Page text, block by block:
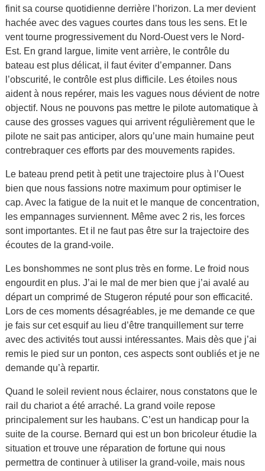
finit sa course quotidienne derrière l’horizon. La mer devient
hachée avec des vagues courtes dans tous les sens. Et le
vent tourne progressivement du Nord-Ouest vers le Nord-
Est. En grand largue, limite vent arrière, le contrôle du
bateau est plus délicat, il faut éviter d’empanner. Dans
l’obscurité, le contrôle est plus difficile. Les étoiles nous
aident à nous repérer, mais les vagues nous dévient de notre
objectif. Nous ne pouvons pas mettre le pilote automatique à
cause des grosses vagues qui arrivent régulièrement que le
pilote ne sait pas anticiper, alors qu’une main humaine peut
contrebraquer ces efforts par des mouvements rapides.
Le bateau prend petit à petit une trajectoire plus à l’Ouest
bien que nous fassions notre maximum pour optimiser le
cap. Avec la fatigue de la nuit et le manque de concentration,
les empannages surviennent. Même avec 2 ris, les forces
sont importantes. Et il ne faut pas être sur la trajectoire des
écoutes de la grand-voile.
Les bonshommes ne sont plus très en forme. Le froid nous
engourdit en plus. J’ai le mal de mer bien que j’ai avalé au
départ un comprimé de Stugeron réputé pour son efficacité.
Lors de ces moments désagréables, je me demande ce que
je fais sur cet esquif au lieu d’être tranquillement sur terre
avec des activités tout aussi intéressantes. Mais dès que j’ai
remis le pied sur un ponton, ces aspects sont oubliés et je ne
demande qu’à repartir.
Quand le soleil revient nous éclairer, nous constatons que le
rail du chariot a été arraché. La grand voile repose
principalement sur les haubans. C’est un handicap pour la
suite de la course. Bernard qui est un bon bricoleur étudie la
situation et trouve une réparation de fortune qui nous
permettra de continuer à utiliser la grand-voile, mais nous